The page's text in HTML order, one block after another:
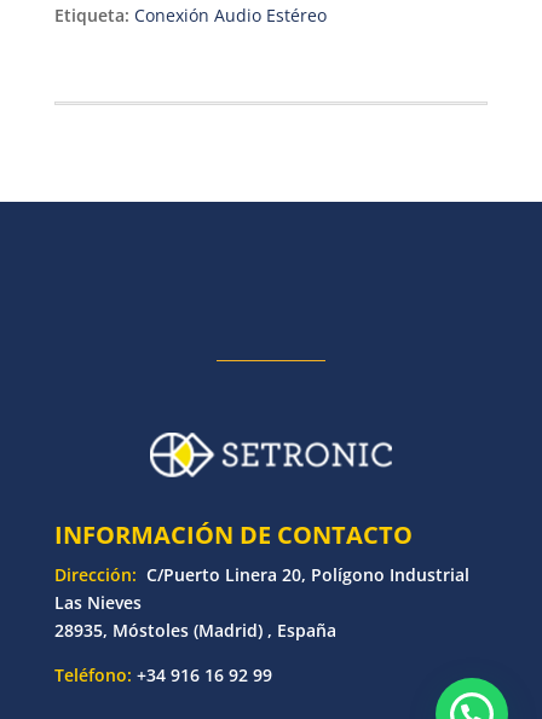
Etiqueta: Conexión Audio Estéreo
INFORMACIÓN DE CONTACTO
Dirección: C/Puerto Linera 20, Polígono Industrial
Las Nieves
28935, Móstoles (Madrid) , España
Teléfono: +34 916 16 92 99